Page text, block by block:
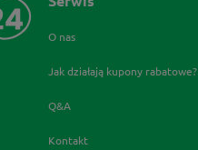
O nas
Jak działają kupony rabatowe?
Q&A
Kontakt